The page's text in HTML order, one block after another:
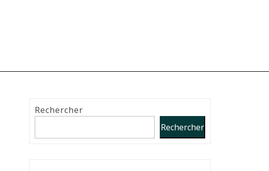
Rechercher
Rechercher